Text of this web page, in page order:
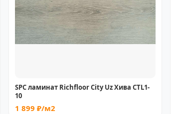
SPC ламинат Richfloor City Uz Хива CTL1-
10
1 899 ₽/м2